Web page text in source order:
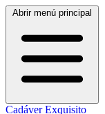
Abrir menú principal
Cadáver Exquisito